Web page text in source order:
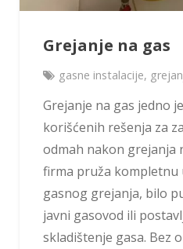
Grejanje na gas
gasne instalacije,
Grejanje na gas jedno
korišćenih rešenja za
odmah nakon grejanja
firma pruža kompletnu
gasnog grejanja, bilo
javni gasovod ili
skladištenje gasa. Bez